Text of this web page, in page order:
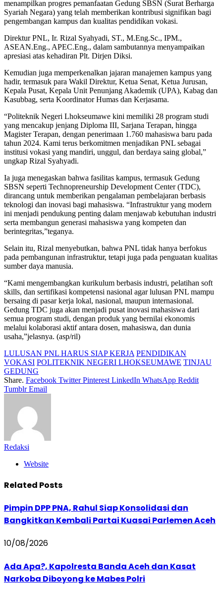
menampilkan progres pemanfaatan Gedung SBSN (Surat Berharga
Syariah Negara) yang telah memberikan kontribusi signifikan bagi
pengembangan kampus dan kualitas pendidikan vokasi.
Direktur PNL, Ir. Rizal Syahyadi, ST., M.Eng.Sc., IPM.,
ASEAN.Eng., APEC.Eng., dalam sambutannya menyampaikan
apresiasi atas kehadiran Plt. Dirjen Diksi.
Kemudian juga memperkenalkan jajaran manajemen kampus yang
hadir, termasuk para Wakil Direktur, Ketua Senat, Ketua Jurusan,
Kepala Pusat, Kepala Unit Penunjang Akademik (UPA), Kabag dan
Kasubbag, serta Koordinator Humas dan Kerjasama.
“Politeknik Negeri Lhokseumawe kini memiliki 28 program studi
yang mencakup jenjang Diploma III, Sarjana Terapan, hingga
Magister Terapan, dengan penerimaan 1.760 mahasiswa baru pada
tahun 2024. Kami terus berkomitmen menjadikan PNL sebagai
institusi vokasi yang mandiri, unggul, dan berdaya saing global,”
ungkap Rizal Syahyadi.
Ia juga menegaskan bahwa fasilitas kampus, termasuk Gedung
SBSN seperti Technopreneurship Development Center (TDC),
dirancang untuk memberikan pengalaman pembelajaran berbasis
teknologi dan inovasi bagi mahasiswa. “Infrastruktur yang modern
ini menjadi pendukung penting dalam menjawab kebutuhan industri
serta membangun generasi mahasiswa yang kompeten dan
berintegritas,”teganya.
Selain itu, Rizal menyebutkan, bahwa PNL tidak hanya berfokus
pada pembangunan infrastruktur, tetapi juga pada penguatan kualitas
sumber daya manusia.
“Kami mengembangkan kurikulum berbasis industri, pelatihan soft
skills, dan sertifikasi kompetensi nasional agar lulusan PNL mampu
bersaing di pasar kerja lokal, nasional, maupun internasional.
Gedung TDC juga akan menjadi pusat inovasi mahasiswa dari
semua program studi, dengan produk yang bernilai ekonomis
melalui kolaborasi aktif antara dosen, mahasiswa, dan dunia
usaha,”jelasnya. (asp/ril)
LULUSAN PNL HARUS SIAP KERJA PENDIDIKAN
VOKASI POLITEKNIK NEGERI LHOKSEUMAWE TINJAU
GEDUNG
Share. Facebook Twitter Pinterest LinkedIn WhatsApp Reddit
Tumblr Email
Redaksi
Website
Related Posts
Pimpin DPP PNA, Rahul Siap Konsolidasi dan
Bangkitkan Kembali Partai Kuasai Parlemen Aceh
10/08/2026
Ada Apa?, Kapolresta Banda Aceh dan Kasat
Narkoba Diboyong ke Mabes Polri